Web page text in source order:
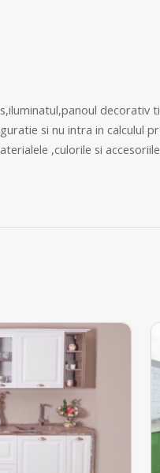
decorativ
si nu intra in calculul
,culorile si